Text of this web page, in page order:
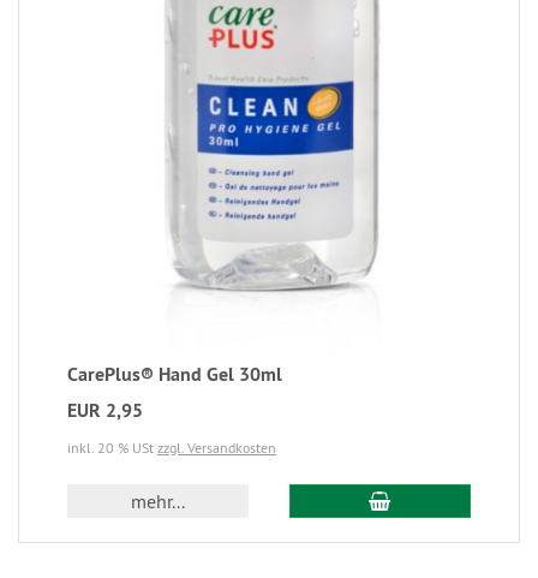
CarePlus® Hand Gel 30ml
EUR 2,95
inkl. 20 % USt zzgl. Versandkosten
mehr...